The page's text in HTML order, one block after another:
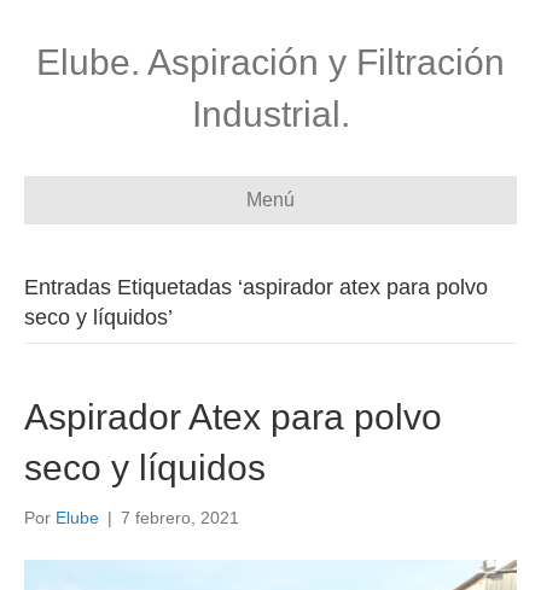
Elube. Aspiración y Filtración
Industrial.
Menú
Entradas Etiquetadas ‘aspirador atex para polvo
seco y líquidos’
Aspirador Atex para polvo
seco y líquidos
Por Elube | 7 febrero, 2021